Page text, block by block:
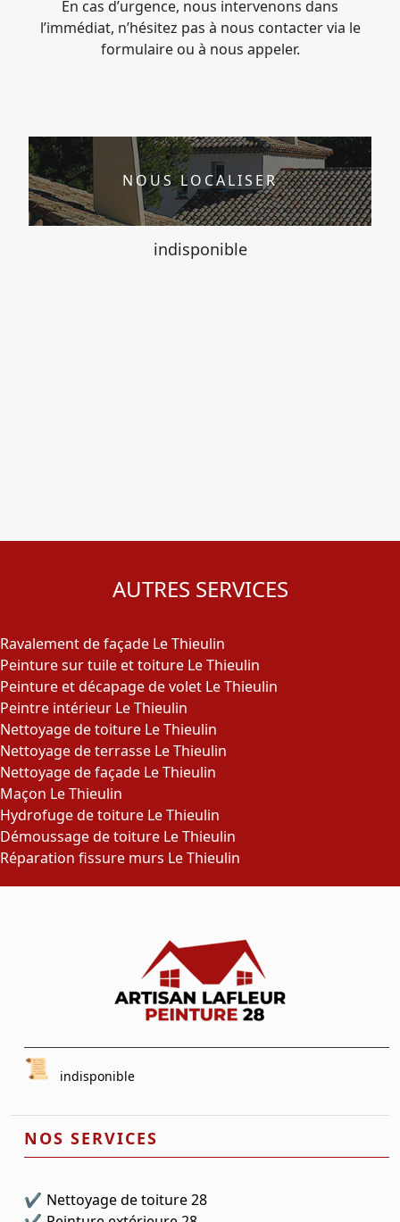
En cas d’urgence, nous intervenons dans
l’immédiat, n’hésitez pas à nous contacter via le
formulaire ou à nous appeler.
NOUS LOCALISER
indisponible
AUTRES SERVICES
Ravalement de façade Le Thieulin
Peinture sur tuile et toiture Le Thieulin
Peinture et décapage de volet Le Thieulin
Peintre intérieur Le Thieulin
Nettoyage de toiture Le Thieulin
Nettoyage de terrasse Le Thieulin
Nettoyage de façade Le Thieulin
Maçon Le Thieulin
Hydrofuge de toiture Le Thieulin
Démoussage de toiture Le Thieulin
Réparation fissure murs Le Thieulin
indisponible
NOS SERVICES
Nettoyage de toiture 28